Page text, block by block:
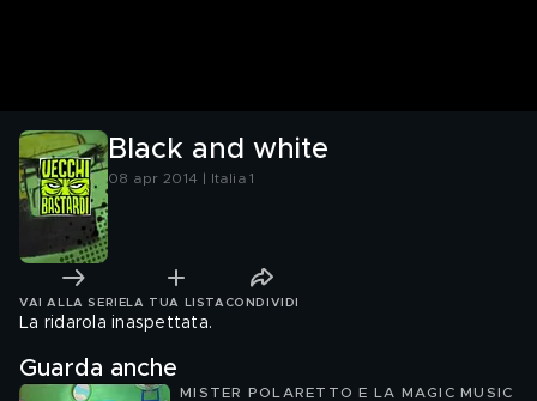
Black and white
08 apr 2014 | Italia 1
VAI ALLA SERIE LA TUA LISTA CONDIVIDI
La ridarola inaspettata.
Guarda anche
MISTER POLARETTO E LA MAGIC MUSIC